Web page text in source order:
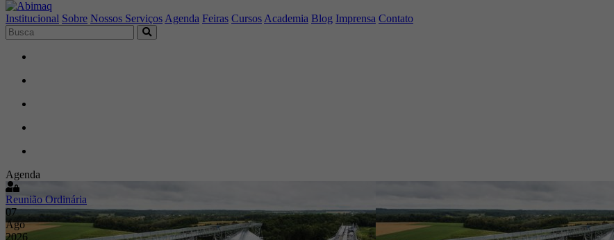
Institucional Sobre Nossos Serviços Agenda Feiras Cursos Academia Blog Imprensa Contato
Agenda
Reunião Ordinária
07
Ago
2026